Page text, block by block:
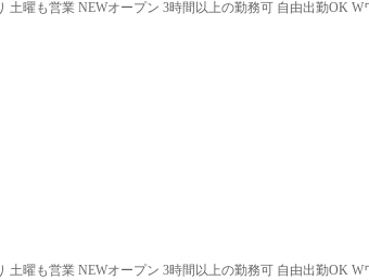
曜も営業 NEWオープン 3時間以上の勤務可 自由出勤OK W
曜も営業 NEWオープン 3時間以上の勤務可 自由出勤OK W